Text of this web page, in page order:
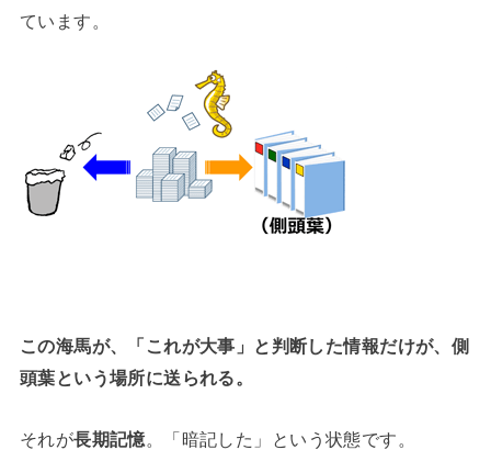
ています。
この海馬が、「これが大事」と判断した情報だけが、側
頭葉という場所に送られる。
それが長期記憶。「暗記した」という状態です。